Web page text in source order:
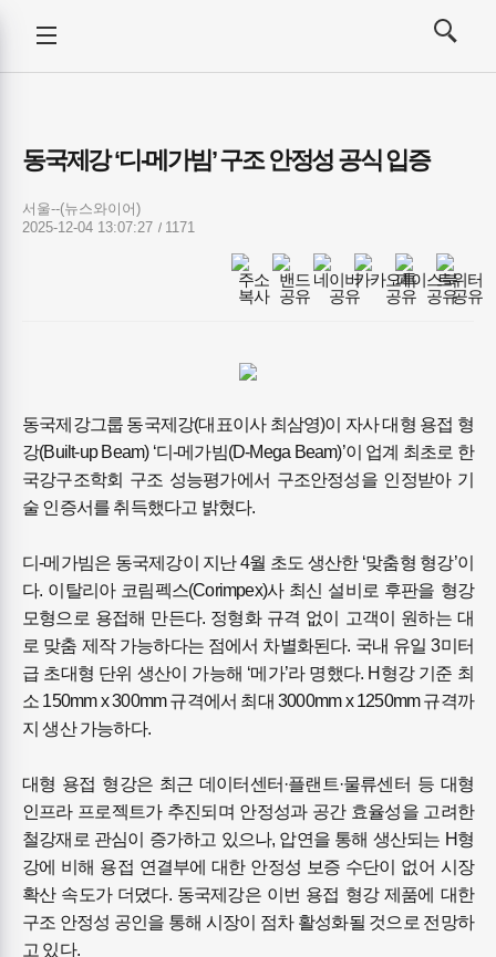
전체메뉴
열기/
검색
열기/
동국제강 ‘디-메가빔’ 구조 안정성 공식 입증
서울--(뉴스와이어)
2025-12-04 13:07:27
1171
동국제강그룹 동국제강(대표이사 최삼영)이 자사 대형 용접 형
강(Built-up Beam) ‘디-메가빔(D-Mega Beam)’이 업계 최초로 한
국강구조학회 구조 성능평가에서 구조안정성을 인정받아 기
술 인증서를 취득했다고 밝혔다.
디-메가빔은 동국제강이 지난 4월 초도 생산한 ‘맞춤형 형강’이
다. 이탈리아 코림펙스(Corimpex)사 최신 설비로 후판을 형강
모형으로 용접해 만든다. 정형화 규격 없이 고객이 원하는 대
로 맞춤 제작 가능하다는 점에서 차별화된다. 국내 유일 3미터
급 초대형 단위 생산이 가능해 ‘메가’라 명했다. H형강 기준 최
소 150mm x 300mm 규격에서 최대 3000mm x 1250mm 규격까
지 생산 가능하다.
대형 용접 형강은 최근 데이터센터·플랜트·물류센터 등 대형
인프라 프로젝트가 추진되며 안정성과 공간 효율성을 고려한
철강재로 관심이 증가하고 있으나, 압연을 통해 생산되는 H형
강에 비해 용접 연결부에 대한 안정성 보증 수단이 없어 시장
확산 속도가 더뎠다. 동국제강은 이번 용접 형강 제품에 대한
구조 안정성 공인을 통해 시장이 점차 활성화될 것으로 전망하
고 있다.